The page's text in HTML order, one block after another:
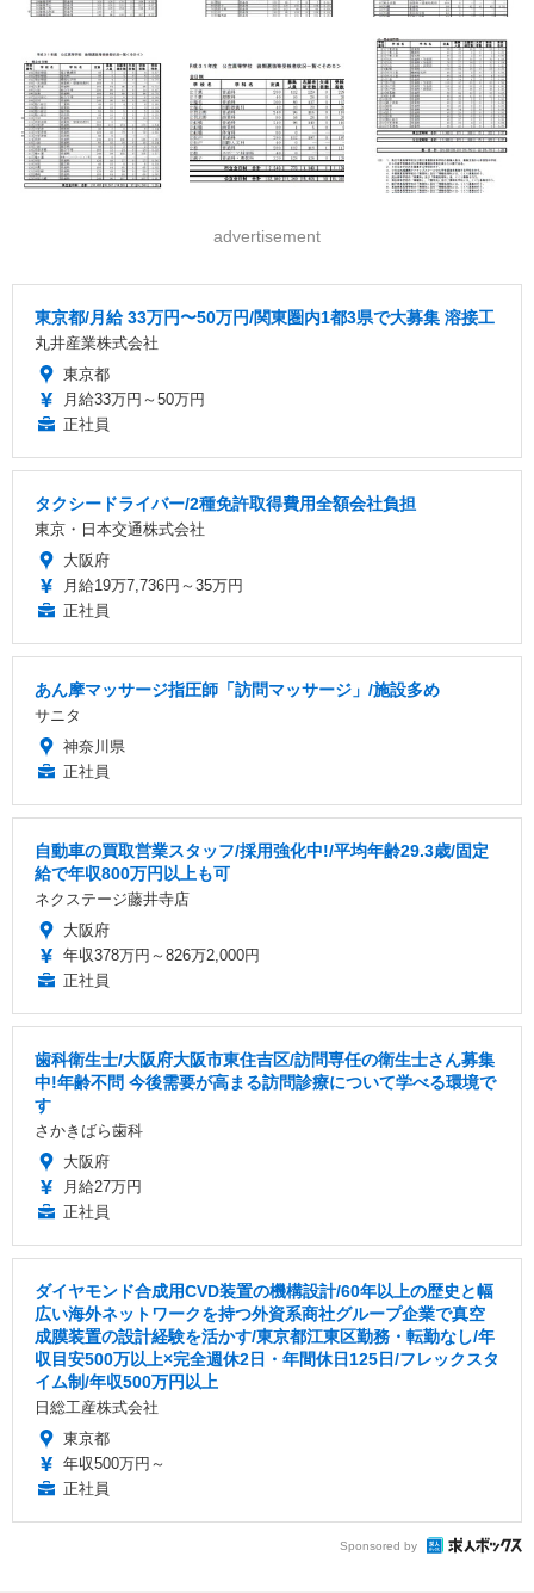
advertisement
東京都/月給 33万円〜50万円/関東圏内1都3県で大募集 溶接工
丸井産業株式会社
東京都
月給33万円～50万円
正社員
タクシードライバー/2種免許取得費用全額会社負担
東京・日本交通株式会社
大阪府
月給19万7,736円～35万円
正社員
あん摩マッサージ指圧師「訪問マッサージ」/施設多め
サニタ
神奈川県
正社員
自動車の買取営業スタッフ/採用強化中!/平均年齢29.3歳/固定
給で年収800万円以上も可
ネクステージ藤井寺店
大阪府
年収378万円～826万2,000円
正社員
歯科衛生士/大阪府大阪市東住吉区/訪問専任の衛生士さん募集
中!年齢不問 今後需要が高まる訪問診療について学べる環境で
す
さかきばら歯科
大阪府
月給27万円
正社員
ダイヤモンド合成用CVD装置の機構設計/60年以上の歴史と幅
広い海外ネットワークを持つ外資系商社グループ企業で真空
成膜装置の設計経験を活かす/東京都江東区勤務・転勤なし/年
収目安500万以上×完全週休2日・年間休日125日/フレックスタ
イム制/年収500万円以上
日総工産株式会社
東京都
年収500万円～
正社員
Sponsored by